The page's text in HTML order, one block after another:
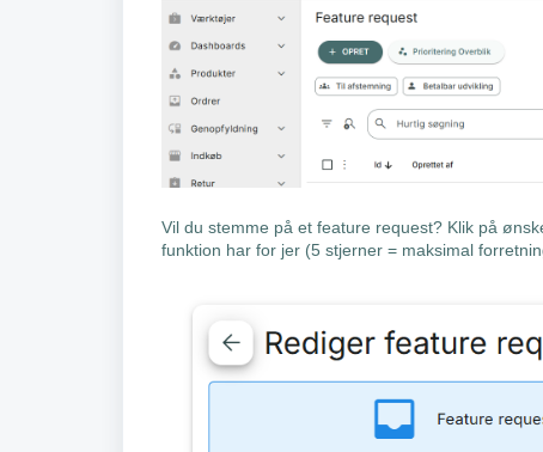
Vil du stemme på et feature request? Klik på
funktion har for jer (5 stjerner = maksimal